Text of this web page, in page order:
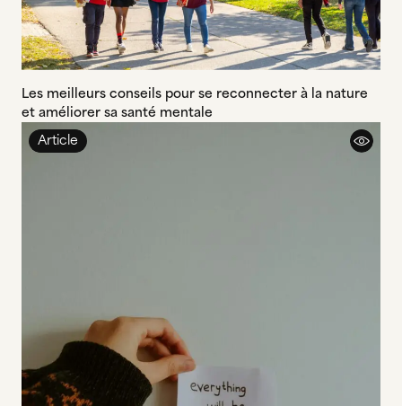
Les meilleurs conseils pour se reconnecter à la nature
et améliorer sa santé mentale
Article